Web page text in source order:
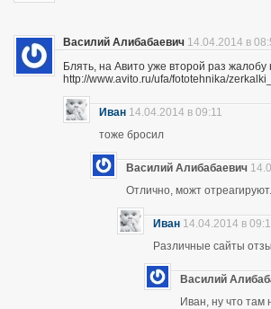
Василий Алибабаевич 14.04.2014 в
Блять, на Авито уже второй раз
http://www.avito.ru/ufa/fototehnika/
Иван 14.04.2014 в 09:11
тоже бросил
Василий Алибабаевич
Отлично, можт
Иван 14.04.2014 в
Различные сайты
Василий
Иван, ну что там